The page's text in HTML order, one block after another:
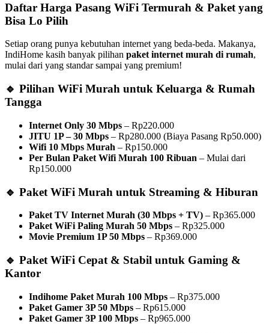
Daftar Harga Pasang WiFi Termurah & Paket yang
Bisa Lo Pilih
Setiap orang punya kebutuhan internet yang beda-beda. Makanya,
IndiHome kasih banyak pilihan paket internet murah di rumah,
mulai dari yang standar sampai yang premium!
🔹 Pilihan WiFi Murah untuk Keluarga & Rumah
Tangga
Internet Only 30 Mbps – Rp220.000
JITU 1P – 30 Mbps – Rp280.000 (Biaya Pasang Rp50.000)
Wifi 10 Mbps Murah – Rp150.000
Per Bulan Paket Wifi Murah 100 Ribuan – Mulai dari
Rp150.000
🔹 Paket WiFi Murah untuk Streaming & Hiburan
Paket TV Internet Murah (30 Mbps + TV) – Rp365.000
Paket WiFi Paling Murah 50 Mbps – Rp325.000
Movie Premium 1P 50 Mbps – Rp369.000
🔹 Paket WiFi Cepat & Stabil untuk Gaming &
Kantor
Indihome Paket Murah 100 Mbps – Rp375.000
Paket Gamer 3P 50 Mbps – Rp615.000
Paket Gamer 3P 100 Mbps – Rp965.000